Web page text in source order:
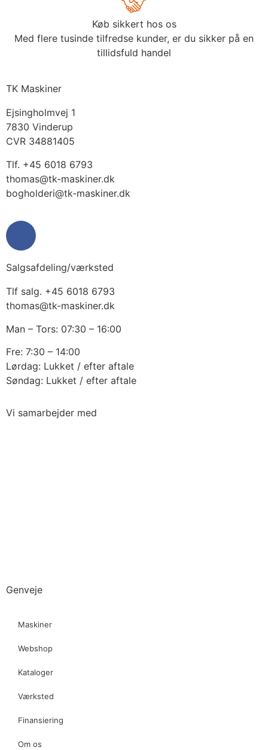
Køb sikkert hos os
Med flere tusinde tilfredse kunder, er du sikker på en
tillidsfuld handel
TK Maskiner
Ejsingholmvej 1
7830 Vinderup
CVR 34881405
​Tlf. +45 6018 6793
thomas@tk-maskiner.dk
bogholderi@tk-maskiner.dk
Salgsafdeling/værksted
Tlf salg. +45 6018 6793
thomas@tk-maskiner.dk
Man – Tors: 07:30 – 16:00
Fre: 7:30 – 14:00
Lørdag: Lukket / efter aftale
Søndag: Lukket / efter aftale
Vi samarbejder med
Genveje
Maskiner
Webshop
Kataloger
Værksted
Finansiering
Om os